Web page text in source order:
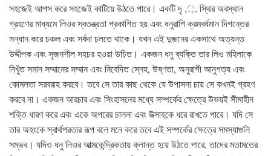
সহজেই আপস করে সহজেই কাটিয়ে উঠতে পারে। একটি দৃ ,়, স্থির অবস্থান
গ্রহণের মাধ্যমে লিওর স্বতন্ত্রতা প্রকাশিত হয় এবং ধনুরাশি ক্রমবর্ধমান দিগন্তের
সন্ধান করে চঞ্চল এবং সর্বদা চলতে থাকে। যখন এই দুজনের একসাথে অত্যন্ত
উদ্দীপক এবং সৃজনশীল সহচর হওয়া উচিত। একজন ধনু ব্যক্তি তার লিও মহিলাকে
নিখুঁত সমান সম্মানের সম্মান এবং নিবেদিত স্নেহ, উষ্ণতা, অনুরাগী আনুগত্য এবং
কোমলতা সরবরাহ করবে। তবে সে তার কাছ থেকে যে উপাসনা চায় সে কখনই গ্রহণ
করবে না। একজন আরচার এবং সিংহাসনের মধ্যে সম্পর্কের ক্ষেত্রে উভয়ই সীমাহীন
শক্তি ধারণ করে এবং একে অপরের চালনা এবং উত্সাহকে ধরে রাখতে পারে। যদি সে
তার অহংকে স্বার্থপরতার রূপ বলে মনে করে তবে এই সম্পর্কের ক্ষেত্রে সমস্যাগুলি
সম্ভব। যদিও ধনু লিওর আত্মকেন্দ্রিকতায় ক্লান্ত হয়ে উঠতে পারে, তাদের মতামতের